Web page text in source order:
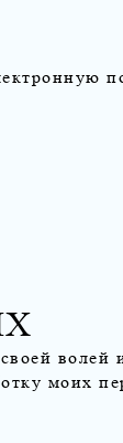
волей
моих